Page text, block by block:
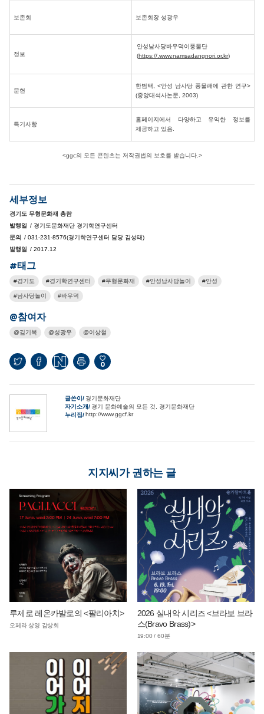
보존회 보존회장 성광우
정보
안성남사당바우덕이풍물단
(https://.www.namsadangnori.or.kr)
문헌
한범택, <안성 남사당 풍물패에 관한 연구>
(중앙대석사논문, 2003)
특기사항
홈페이지에서 다양하고 유익한 정보를
제공하고 있음.
<ggc의 모든 콘텐츠는 저작권법의 보호를 받습니다.>
세부정보
경기도 무형문화재 총람
발행일
/ 경기도문화재단 경기학연구센터
문의
/ 031-231-8576(경기학연구센터 담당 김성태)
발행일
/ 2017.12
#태그
경기도 경기학연구센터 무형문화재 안성남사당놀이 안성
남사당놀이 바우덕
@참여자
김기복 성광우 이상철
0
글쓴이
경기문화재단
자기소개
경기 문화예술의 모든 것, 경기문화재단
누리집 http://www.ggcf.kr
지지씨가 권하는 글
루제로 레온카발로의 <팔리아치>
오페라 상영 감상회
2026 실내악 시리즈 <브라보 브라
스(Bravo Brass)>
19:00 / 60분